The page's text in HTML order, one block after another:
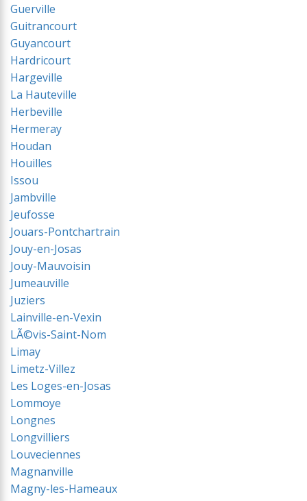
Guerville
Guitrancourt
Guyancourt
Hardricourt
Hargeville
La Hauteville
Herbeville
Hermeray
Houdan
Houilles
Issou
Jambville
Jeufosse
Jouars-Pontchartrain
Jouy-en-Josas
Jouy-Mauvoisin
Jumeauville
Juziers
Lainville-en-Vexin
LÃ©vis-Saint-Nom
Limay
Limetz-Villez
Les Loges-en-Josas
Lommoye
Longnes
Longvilliers
Louveciennes
Magnanville
Magny-les-Hameaux